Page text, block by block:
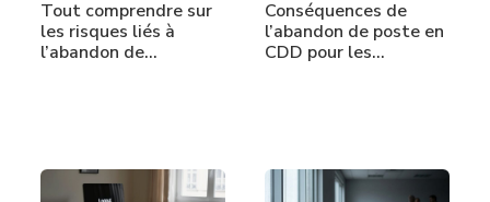
Tout comprendre sur
les risques liés à
l’abandon de…
Conséquences de
l’abandon de poste en
CDD pour les…